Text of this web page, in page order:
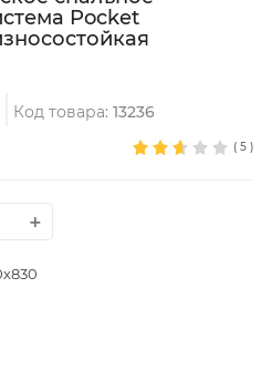
Pocket
Код товара: 13236
( 5 )
+